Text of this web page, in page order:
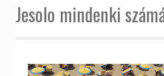
Jesolo mindenki